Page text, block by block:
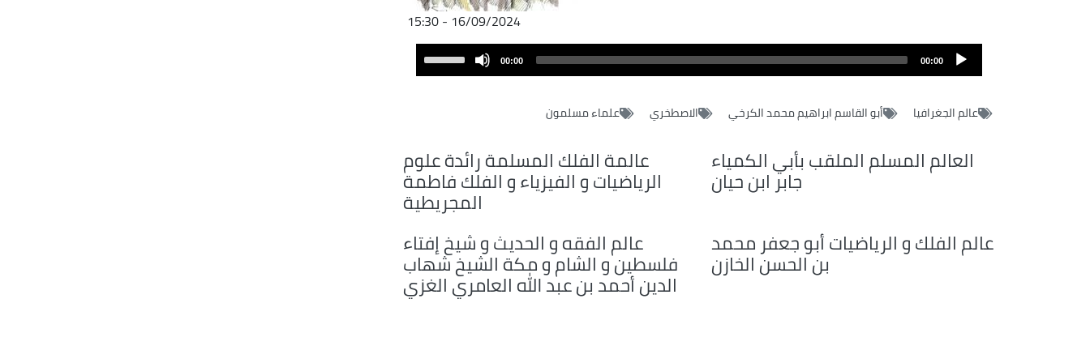
16/09/2024 - 15:30
Player
00:00
00:00
or
decrease
volume.
عالم الجغرافيا أبو القاسم ابراهيم محمد الكرخي الاصطخري علماء مسلمون
العالم المسلم الملقب بأبي الكمياء
جابر ابن حيان
عالمة الفلك المسلمة رائدة علوم
الرياضيات و الفيزياء و الفلك فاطمة
المجريطية
عالم الفلك و الرياضيات أبو جعفر محمد
بن الحسن الخازن
عالم الفقه و الحديث و شيخ إفتاء
فلسطين و الشام و مكة الشيخ شهاب
الدين أحمد بن عبد الله العامري الغزي